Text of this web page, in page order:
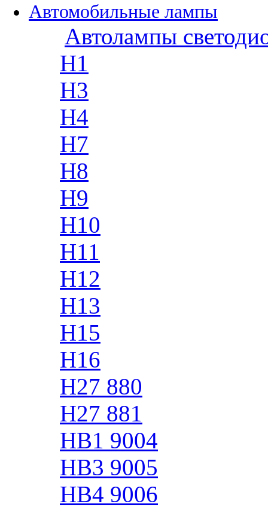
Автомобильные лампы
Автолампы
H1
H3
H4
H7
H8
H9
H10
H11
H12
H13
H15
H16
H27 880
H27 881
HB1 9004
HB3 9005
HB4 9006